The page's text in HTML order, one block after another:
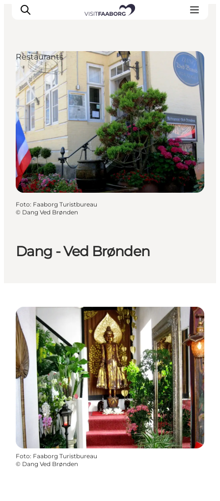
Unterkünfte
Gastronomie
Erlebnisse
Inselhüpfen
Outdoor
Kalender
Dang - Ved Brønden
Restaurants
Foto: Faaborg Turistbureau
© Dang Ved Brønden
Foto: Faaborg Turistbureau
© Dang Ved Brønden